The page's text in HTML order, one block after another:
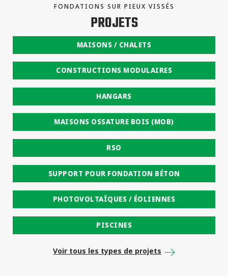
FONDATIONS SUR PIEUX VISSÉS
PROJETS
MAISONS / CHALETS
CONSTRUCTIONS MODULAIRES
HANGARS
MAISONS OSSATURE BOIS (MOB)
RSO
SUPPORT POUR FONDATION BÉTON
PHOTOVOLTAÏQUES / ÉOLIENNES
PISCINES
Voir tous les types de projets